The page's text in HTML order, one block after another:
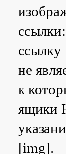
не
к
ящики
[img].